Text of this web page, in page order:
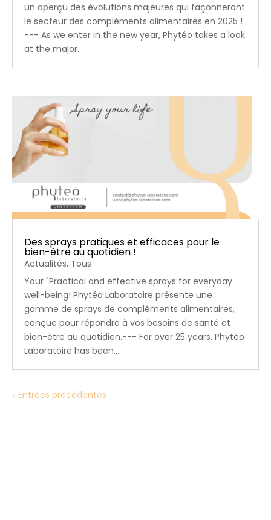
un aperçu des évolutions majeures qui façonneront
le secteur des compléments alimentaires en 2025 !
--- As we enter in the new year, Phytéo takes a look
at the major...
Des sprays pratiques et efficaces pour le
bien-être au quotidien !
Actualités, Tous
Your "Practical and effective sprays for everyday
well-being! Phytéo Laboratoire présente une
gamme de sprays de compléments alimentaires,
conçue pour répondre à vos besoins de santé et
bien-être au quotidien.--- For over 25 years, Phytéo
Laboratoire has been...
« Entrées précédentes